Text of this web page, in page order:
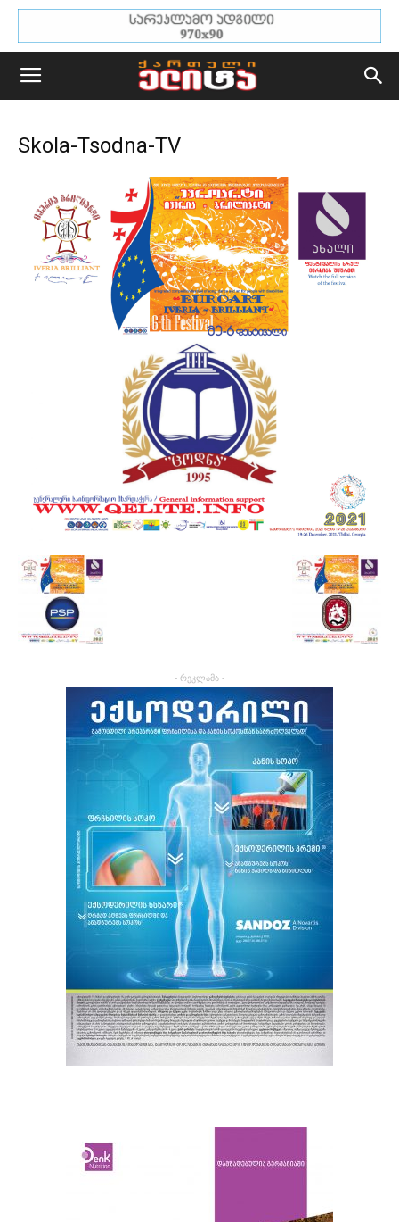
Skola-Tsodna-TV
- რეკლამა -